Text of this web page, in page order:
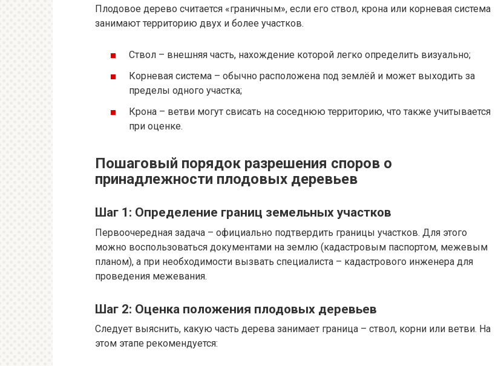
Плодовое дерево считается «граничным», если его ствол, крона или корневая система
занимают территорию двух и более участков.
Ствол – внешняя часть, нахождение которой легко определить визуально;
Корневая система – обычно расположена под землёй и может выходить за
пределы одного участка;
Крона – ветви могут свисать на соседнюю территорию, что также учитывается
при оценке.
Пошаговый порядок разрешения споров о
принадлежности плодовых деревьев
Шаг 1: Определение границ земельных участков
Первоочередная задача – официально подтвердить границы участков. Для этого
можно воспользоваться документами на землю (кадастровым паспортом, межевым
планом), а при необходимости вызвать специалиста – кадастрового инженера для
проведения межевания.
Шаг 2: Оценка положения плодовых деревьев
Следует выяснить, какую часть дерева занимает граница – ствол, корни или ветви. На
этом этапе рекомендуется: